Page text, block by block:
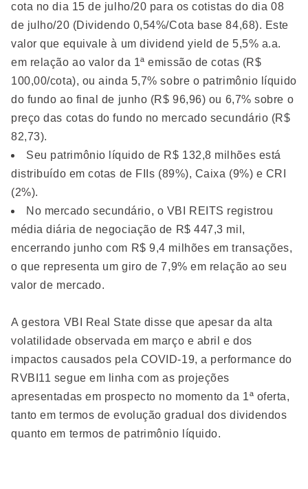
cota no dia 15 de julho/20 para os cotistas do dia 08
de julho/20 (Dividendo 0,54%/Cota base 84,68). Este
valor que equivale à um dividend yield de 5,5% a.a.
em relação ao valor da 1ª emissão de cotas (R$
100,00/cota), ou ainda 5,7% sobre o patrimônio líquido
do fundo ao final de junho (R$ 96,96) ou 6,7% sobre o
preço das cotas do fundo no mercado secundário (R$
82,73).
Seu patrimônio líquido de R$ 132,8 milhões está
distribuído em cotas de FIIs (89%), Caixa (9%) e CRI
(2%).
No mercado secundário, o VBI REITS registrou
média diária de negociação de R$ 447,3 mil,
encerrando junho com R$ 9,4 milhões em transações,
o que representa um giro de 7,9% em relação ao seu
valor de mercado.
A gestora VBI Real State disse que apesar da alta
volatilidade observada em março e abril e dos
impactos causados pela COVID-19, a performance do
RVBI11 segue em linha com as projeções
apresentadas em prospecto no momento da 1ª oferta,
tanto em termos de evolução gradual dos dividendos
quanto em termos de patrimônio líquido.